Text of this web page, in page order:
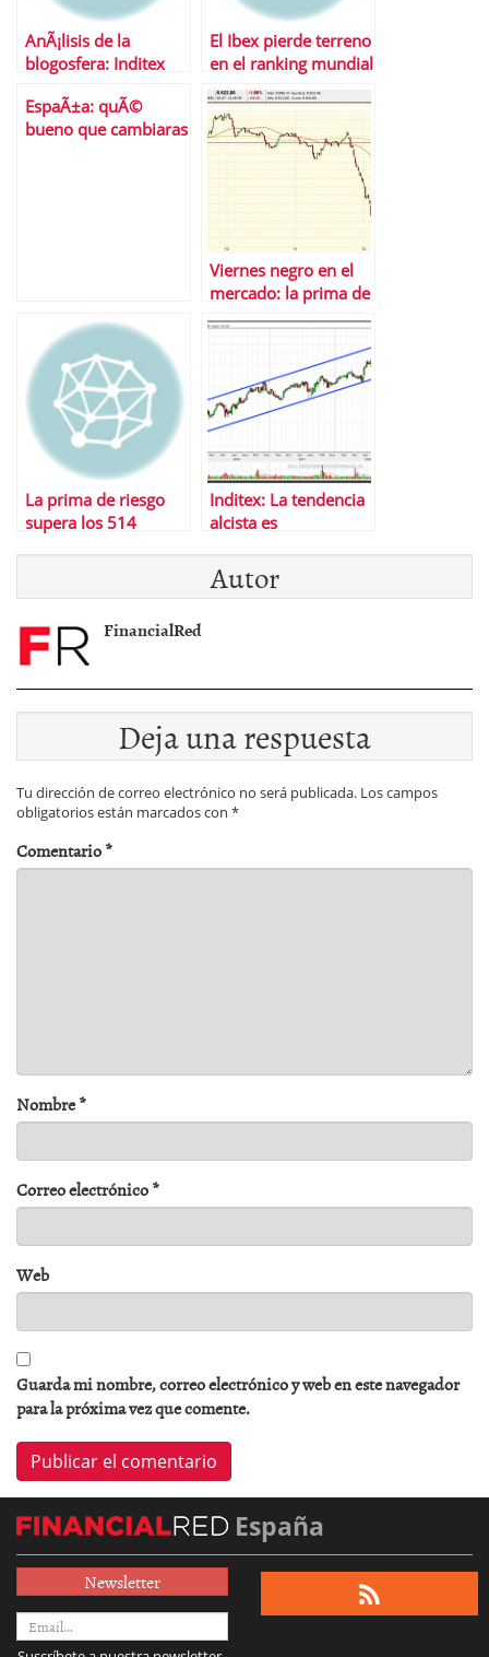
AnÃ¡lisis de la
blogosfera: Inditex
El Ibex pierde terreno
en el ranking mundial
de bolsas
EspaÃ±a: quÃ©
bueno que cambiaras
Viernes negro en el
mercado: la prima de
riesgo en 610 puntos,
La prima de riesgo
supera los 514
Inditex: La tendencia
alcista es
Autor
FinancialRed
Deja una respuesta
Tu dirección de correo electrónico no será publicada. Los campos
obligatorios están marcados con *
Comentario*
Nombre*
Correo electrónico*
Web
Guarda mi nombre, correo electrónico y web en este navegador
para la próxima vez que comente.
España
Newsletter